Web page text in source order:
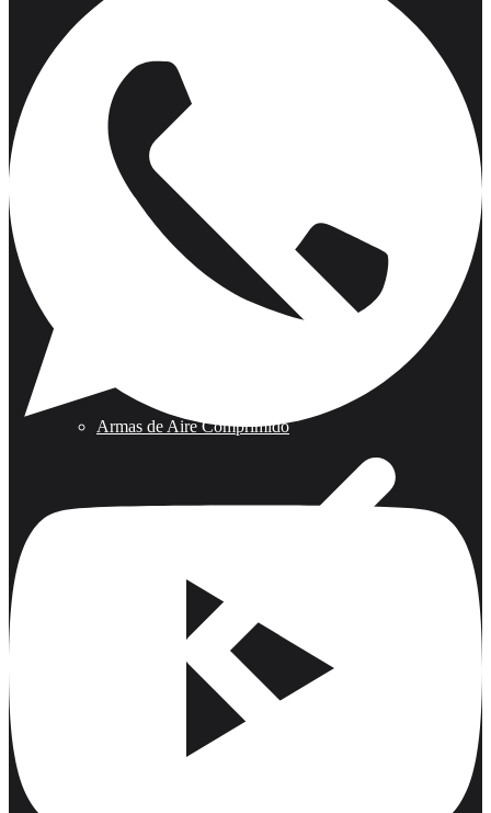
Armas de Aire Comprimido